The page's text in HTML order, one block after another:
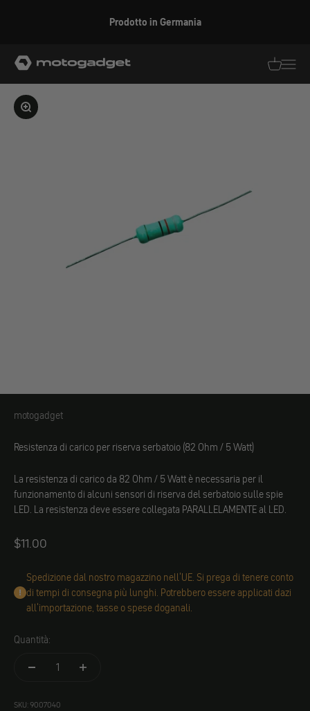
Prodotto in Germania
motogadget GmbH
Ingrandire l'immagine
motogadget
Resistenza di carico motogadget
per riserva serbatoio (82 Ohm / 5 Watt)
La resistenza di carico da 82 Ohm / 5 Watt è necessaria per il
funzionamento di alcuni sensori di riserva del serbatoio sulle spie
LED. La resistenza deve essere collegata PARALLELAMENTE al LED.
Angebot
$11.00
Spedizione dal nostro magazzino nell'UE. Si prega di tenere conto
di tempi di consegna più lunghi. Potrebbero essere applicati dazi
all'importazione, tasse o spese doganali.
Quantità:
SKU: 9007040